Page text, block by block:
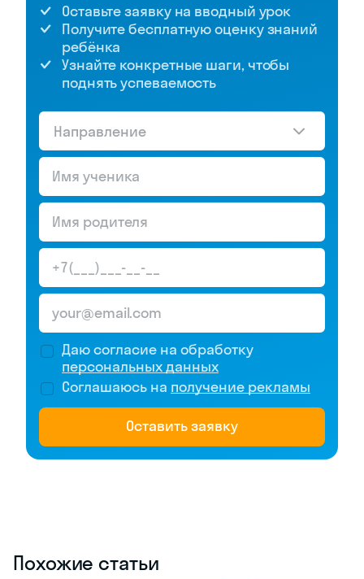
Оставьте заявку на вводный урок
Получите бесплатную оценку знаний
ребёнка
Узнайте конкретные шаги, чтобы
поднять успеваемость
Направление
Даю согласие на обработку
персональных данных
Соглашаюсь на получение рекламы
Оставить заявку
Похожие статьи